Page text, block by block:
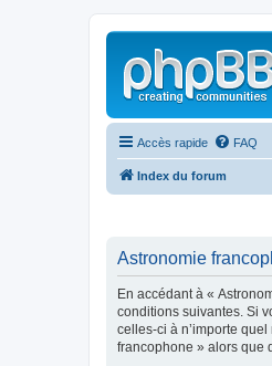
Accès rapide FAQ
Index du forum
Astronomie
En accédant à «
conditions suivantes. Si
celles-ci à n’importe
francophone » alors que